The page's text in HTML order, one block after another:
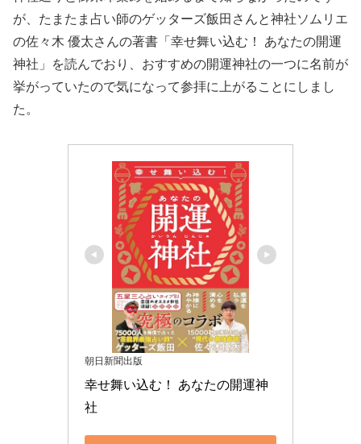
が、たまたま占い師のゲッターズ飯田さんと神社ソムリエ
の佐々木 優太さんの著書「幸せ舞い込む！ あなたの開運
神社」を読んでおり、おすすめの開運神社の一つに名前が
挙がっていたので気になって参拝に上がることにしまし
た。
朝日新聞出版
幸せ舞い込む！ あなたの開運神
社